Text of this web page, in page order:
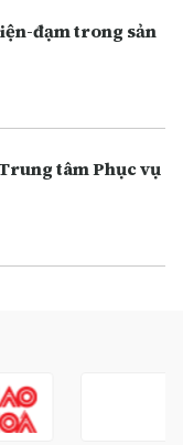
đạm trong sản
tâm Phục vụ